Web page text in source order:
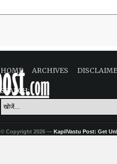
HOME ARCHIVES
SEARCH:
© Copyright 2026 — KapilVastu Post: Get